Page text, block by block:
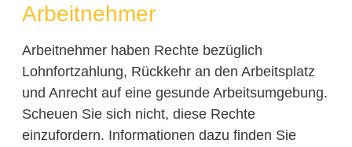
Arbeitnehmer
Arbeitnehmer haben Rechte bezüglich
Lohnfortzahlung, Rückkehr an den Arbeitsplatz
und Anrecht auf eine gesunde Arbeitsumgebung.
Scheuen Sie sich nicht, diese Rechte
einzufordern. Informationen dazu finden Sie